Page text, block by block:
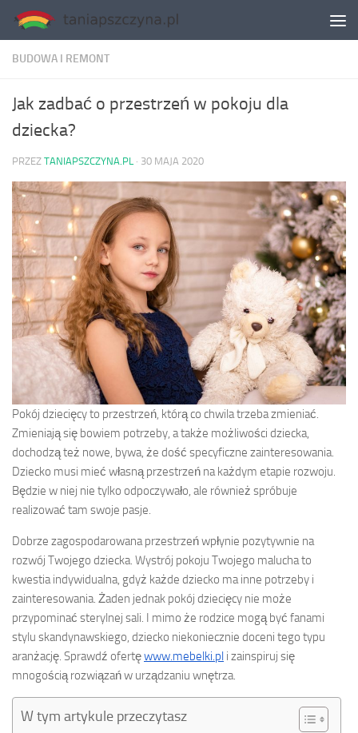
Skip to content
BUDOWA I REMONT
Jak zadbać o przestrzeń w pokoju dla
dziecka?
PRZEZ TANIAPSZCZYNA.PL · 30 MAJA 2020
Pokój dziecięcy to przestrzeń, którą co chwila trzeba zmieniać.
Zmieniają się bowiem potrzeby, a także możliwości dziecka,
dochodzą też nowe, bywa, że dość specyficzne zainteresowania.
Dziecko musi mieć własną przestrzeń na każdym etapie rozwoju.
Będzie w niej nie tylko odpoczywało, ale również spróbuje
realizować tam swoje pasje.
Dobrze zagospodarowana przestrzeń wpłynie pozytywnie na
rozwój Twojego dziecka. Wystrój pokoju Twojego malucha to
kwestia indywidualna, gdyż każde dziecko ma inne potrzeby i
zainteresowania. Żaden jednak pokój dziecięcy nie może
przypominać sterylnej sali. I mimo że rodzice mogą być fanami
stylu skandynawskiego, dziecko niekoniecznie doceni tego typu
aranżację. Sprawdź ofertęwww.mebelki.pl i zainspiruj się
mnogością rozwiązań w urządzaniu wnętrza.
W tym artykule przeczytasz